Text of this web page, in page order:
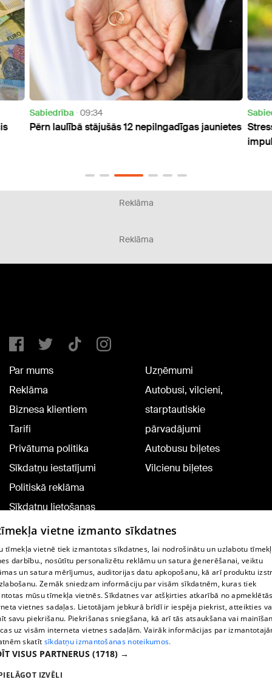
Sabiedrība 09:34
Pērn laulībā stājušās 12 nepilngadīgas jaunietes
Reklāma
Reklāma
Par mums
Reklāma
Biznesa klientiem
Tarifi
Privātuma politika
Sīkdatņu iestatījumi
Politiskā reklāma
Sīkdatņu lietošanas
noteikumi
Komentāru pievienošana
Uzņēmumi
Autobusi, vilcieni,
starptautiskie
pārvadājumi
Autobusu biļetes
Vilcienu biļetes
TV programma
Līguma noteikumi
360 Ziņu kontakti
Helio Media
Portāla palīdzības dienests: e-pasts -
vietne izmanto sīkdatnes
tīmekļa vietnē tiek izmantotas sīkdatnes, lai nodrošinātu un uzlabotu
darbību., nosūtītu personalizētu reklāmu un satura ģenerēšanai, veiktu
un satura mērījumus, auditorijas datu apkopošanu, kā arī produktu
Zemāk sniedzam informāciju par visām sīkdatnēm, kuras tiek
mūsu tīmekļa vietnēs. Sīkdatnes var atšķirties atkarībā no
vietnes sadaļas. Lietotājam jebkurā brīdī ir iespēja piekrist, atteikties
savu piekrišanu. Piekrišanas sniegšana, kā arī tās atsaukšana vai
uz visām interneta vietnes sadaļām. Vairāk informācijas par
skatīt sīkdatņu izmantošanas noteikumos.
VISUS PARTNERUS (1718) →
IZVĒLI